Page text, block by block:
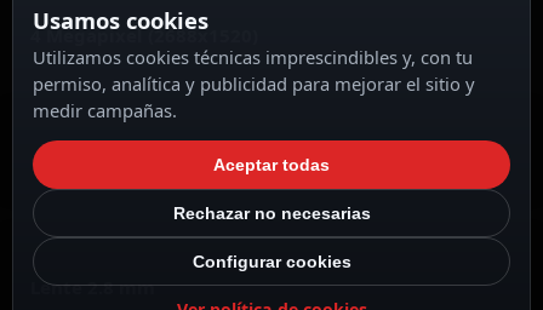
4 Megapixel (2688x1520)
Compresión H.265+ / H.265 / H.264+ / H.264
Lente 2.8 mm
Usamos cookies
Utilizamos cookies técnicas imprescindibles y, con tu
permiso, analítica y publicidad para mejorar el sitio y
medir campañas.
Aceptar todas
Rechazar no necesarias
Configurar cookies